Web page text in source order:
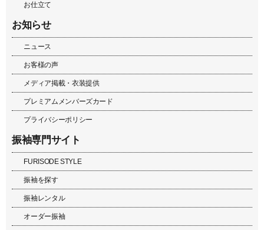
お仕立て
お知らせ
ニュース
お客様の声
メディア掲載・衣装提供
プレミアムメンバーズカード
プライバシーポリシー
振袖専門サイト
FURISODE STYLE
振袖を探す
振袖レンタル
オーダー振袖